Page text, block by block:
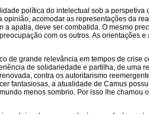
política do intelectual sob a
opinião, acomodar as representações da
a apatia, deve ser combatida. O mesmo
com os outros. As orientações
de grande relevância em tempos de
de solidariedade e partilha, de uma
contra os autoritarismo
fantasiosas, a atualidade de Camus
menos sombrio. Por isso lhe chamou